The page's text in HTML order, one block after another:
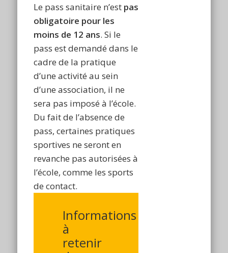
Le pass sanitaire n’est pas
obligatoire pour les
moins de 12 ans. Si le
pass est demandé dans le
cadre de la pratique
d’une activité au sein
d’une association, il ne
sera pas imposé à l’école.
Du fait de l’absence de
pass, certaines pratiques
sportives ne seront en
revanche pas autorisées à
l’école, comme les sports
de contact.
Informations
à
retenir